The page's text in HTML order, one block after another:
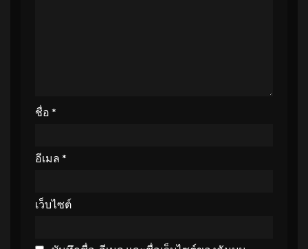
ชื่อ *
อีเมล *
เว็บไซต์